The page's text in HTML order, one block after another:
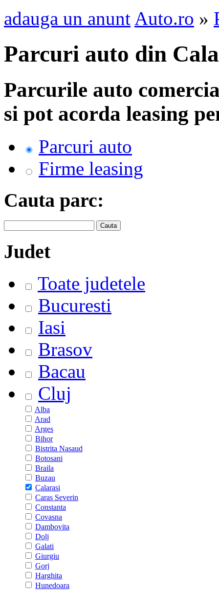
adauga un anunt Auto.ro »
Parcuri auto din
Parcurile auto
si pot acorda leasing
Parcuri auto
Firme leasing
Cauta parc:
Judet
Toate judetele
Bucuresti
Iasi
Brasov
Bacau
Cluj
Alba
Arad
Arges
Bihor
Bistrita Nasaud
Botosani
Braila
Buzau
Calarasi
Caras Severin
Constanta
Covasna
Dambovita
Dolj
Galati
Giurgiu
Gorj
Harghita
Hunedoara